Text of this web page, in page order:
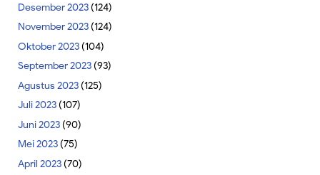
Desember 2023(124)
November 2023(124)
Oktober 2023(104)
September 2023(93)
Agustus 2023(125)
Juli 2023(107)
Juni 2023(90)
Mei 2023(75)
April 2023(70)